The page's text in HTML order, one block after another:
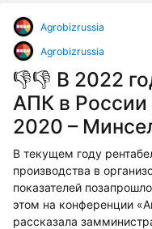
Agrobizrussia
Agrobizrussia
👎👎 В 2022
АПК в России
2020 –
В текущем году
производства в
показателей
этом на конференции
рассказала